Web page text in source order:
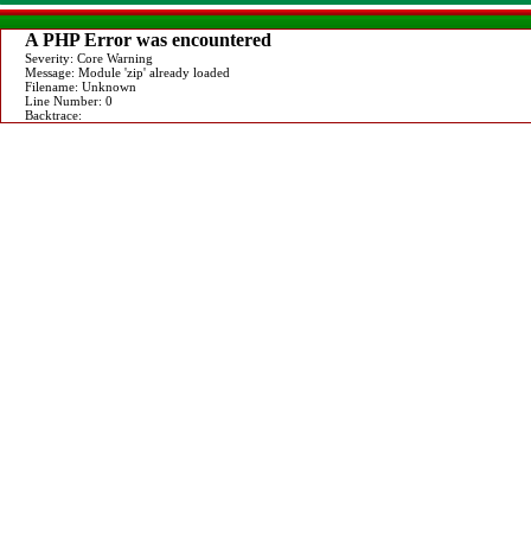
A PHP Error was encountered
Severity: Core Warning
Message: Module 'zip' already loaded
Filename: Unknown
Line Number: 0
Backtrace: